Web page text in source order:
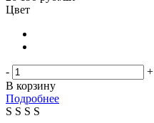
Цвет
-
+
В корзину
Подробнее
S S S S